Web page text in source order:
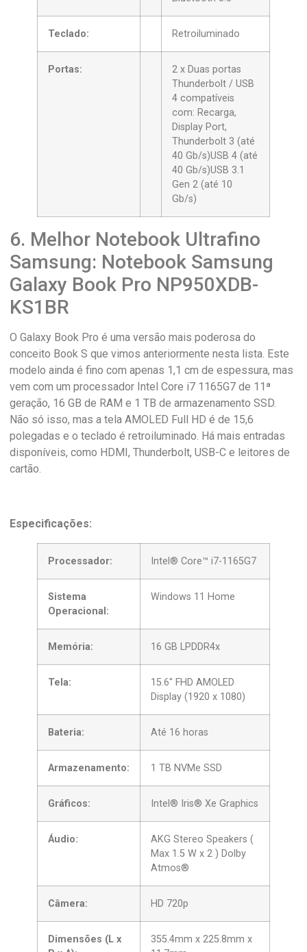
Teclado: Retroiluminado
Portas:
2 x Duas portas
Thunderbolt / USB
4 compatíveis
com: Recarga,
Display Port,
Thunderbolt 3 (até
40 Gb/s)USB 4 (até
40 Gb/s)USB 3.1
Gen 2 (até 10
Gb/s)
6. Melhor Notebook Ultrafino
Samsung: Notebook Samsung
Galaxy Book Pro NP950XDB-
KS1BR
O Galaxy Book Pro é uma versão mais poderosa do
conceito Book S que vimos anteriormente nesta lista. Este
modelo ainda é fino com apenas 1,1 cm de espessura, mas
vem com um processador Intel Core i7 1165G7 de 11ª
geração, 16 GB de RAM e 1 TB de armazenamento SSD.
Não só isso, mas a tela AMOLED Full HD é de 15,6
polegadas e o teclado é retroiluminado. Há mais entradas
disponíveis, como HDMI, Thunderbolt, USB-C e leitores de
cartão.
Especificações:
Processador: Intel® Core™ i7-1165G7
Sistema
Operacional:
Windows 11 Home
Memória: 16 GB LPDDR4x
Tela:
15.6″ FHD AMOLED
Display (1920 x 1080)
Bateria: Até 16 horas
Armazenamento: 1 TB NVMe SSD
Gráficos: Intel® Iris® Xe Graphics
Áudio:
AKG Stereo Speakers (
Max 1.5 W x 2 ) Dolby
Atmos®
Câmera: HD 720p
Dimensões (L x
355.4mm x 225.8mm x